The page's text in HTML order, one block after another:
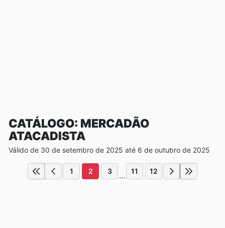
CATÁLOGO: MERCADÃO
ATACADISTA
Válido de 30 de setembro de 2025 até 6 de outubro de 2025
1 2 3 ... 11 12